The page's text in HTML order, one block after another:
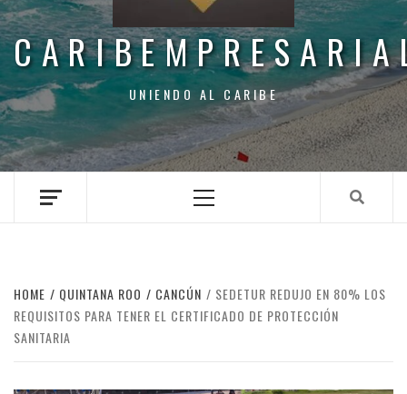
UNIENDO AL CARIBE
Menu
HOME QUINTANA ROO CANCÚN
SEDETUR REDUJO EN 80% LOS
REQUISITOS PARA TENER EL CERTIFICADO DE PROTECCIÓN
SANITARIA